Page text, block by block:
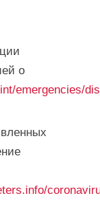
о
emergencies/